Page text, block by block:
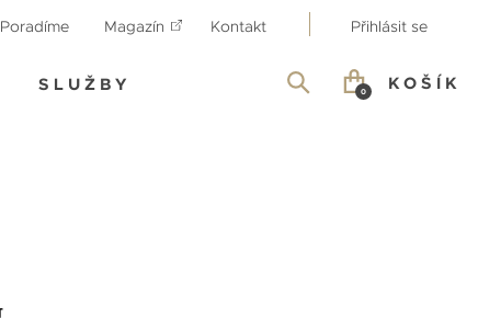
Poradíme Magazín Kontakt Přihlásit se
SLUŽBY KOŠÍK
0